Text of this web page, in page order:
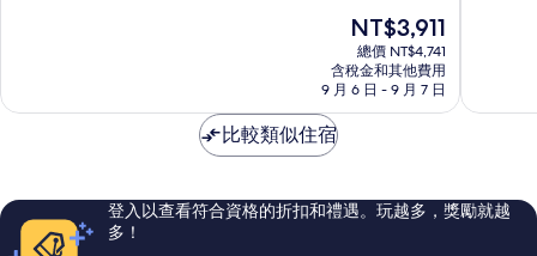
棒
評
論
現
在
價
格
為
NT$3,911
總價 NT$4,741
含稅金和其他費用
9 月 6 日 - 9 月 7 日
常
評
論
比較類似住宿
登入以查看符合資格的折扣和禮遇。玩越多，獎勵就越
多！